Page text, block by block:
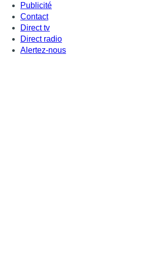
Publicité
Contact
Direct tv
Direct radio
Alertez-nous